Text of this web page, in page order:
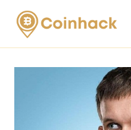
Skip
content